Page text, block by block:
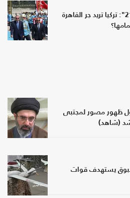
خبير مصري لـ"عربي21": تركيا تريد جر القاهرة
ظهور مصور لمجتبى
(شاهد)
يستهدف قوات